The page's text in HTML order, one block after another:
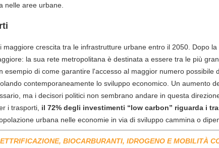
nelle aree urbane.
maggiore crescita tra le infrastrutture urbane entro il 2050. Dopo
la sua rete metropolitana è destinata a essere tra le più
esempio di come garantire l'accesso al maggior numero possibile
contemporaneamente lo sviluppo economico. Un aumento
ma i decisori politici non sembrano andare in questa
i trasporti, il 72% degli investimenti “low carbon” riguarda i
urbana nelle economie in via di sviluppo cammina o
BIOCARBURANTI, IDROGENO E MOBILITÀ